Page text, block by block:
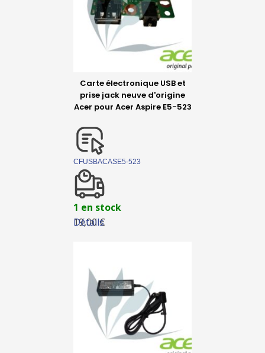
Détails
Carte électronique USB et
prise jack neuve d'origine
Acer pour Acer Aspire E5-523
CFUSBACASE5-523
1 en stock
19,00 €